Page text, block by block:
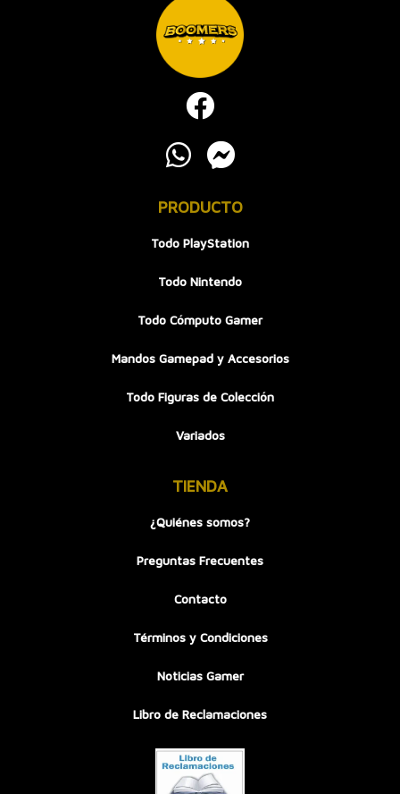
PRODUCTO
Todo PlayStation
Todo Nintendo
Todo Cómputo Gamer
Mandos Gamepad y Accesorios
Todo Figuras de Colección
Variados
TIENDA
¿Quiénes somos?
Preguntas Frecuentes
Contacto
Términos y Condiciones
Noticias Gamer
Libro de Reclamaciones